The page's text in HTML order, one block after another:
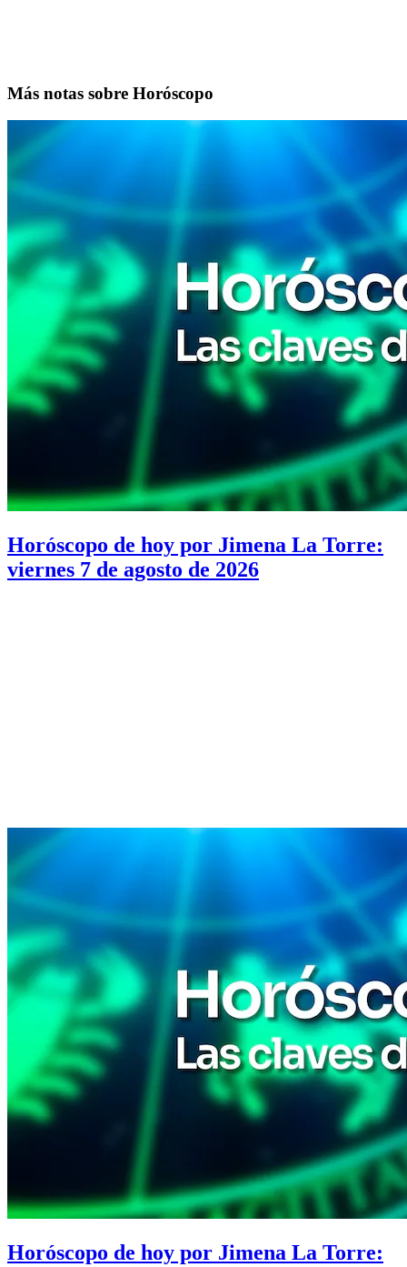
Más notas sobre Horóscopo
Horóscopo de hoy por Jimena La Torre:
viernes 7 de agosto de 2026
Horóscopo de hoy por Jimena La Torre: